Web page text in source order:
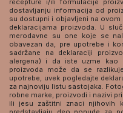
recepture i/ili formulacije
dostavljanju informacija od
su dostupni i objavljeni na ovom
deklaracijama proizvoda. U
merodavne su one koje se
obavezan da, pre upotrebe i
sadržane na deklaraciji
alergena) i da iste uzme kao
proizvoda može da se
upotrebe, uvek pogledajte
za najnoviju listu sastojaka.
robne marke, proizvodi i nazivi
ili jesu zaštitni znaci njihovih